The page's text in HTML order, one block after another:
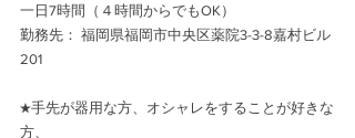
一日7時間（４時間からでもOK）
勤務先： 福岡県福岡市中央区薬院3-3-8嘉村ビル
201
★手先が器用な方、オシャレをすることが好きな
方、